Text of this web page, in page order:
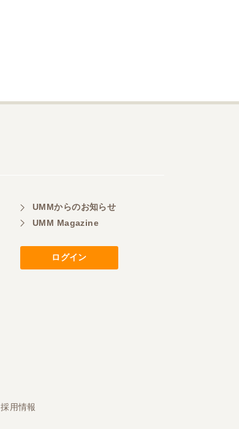
UMMからのお知らせ
UMM Magazine
ログイン
採用情報